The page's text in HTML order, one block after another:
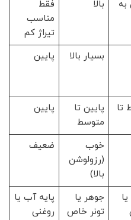
به
بالا
فقط
مناسب
تیراژ کم
بسیار بالا پایین
تا
پایین تا
متوسط
پایین
خوب
(رزولوشن
بالا)
ضعیف
جوهر یا
تونر خاص
پایه آب یا
روغنی